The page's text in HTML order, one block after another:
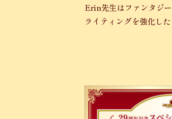
Erin先生はファンタジ
ライティングを強化し